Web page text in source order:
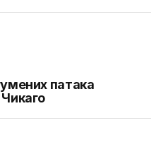
патака